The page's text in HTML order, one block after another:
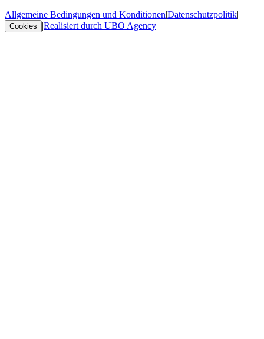
Allgemeine Bedingungen und Konditionen|Datenschutzpolitik|
Cookies |Realisiert durch UBO Agency